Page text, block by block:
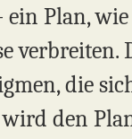
Plan,
verbreiten.
die
den